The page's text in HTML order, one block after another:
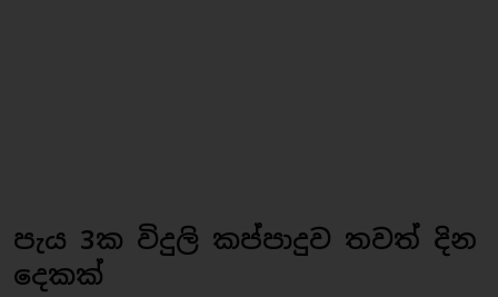
පැය 3ක විදුලි කප්පාදුව තවත් දින
දෙකක්